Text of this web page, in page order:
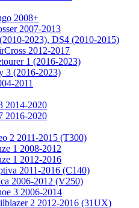
2008+
2007-2013
2023), DS4 (2010-2015)
2012-2017
1 (2016-2023)
3 (2016-2023)
2011
2014-2020
2016-2020
2 2011-2015 (T300)
1 2008-2012
1 2012-2016
2011-2016 (C140)
2006-2012 (V250)
3 2006-2014
2 2012-2016 (31UX)